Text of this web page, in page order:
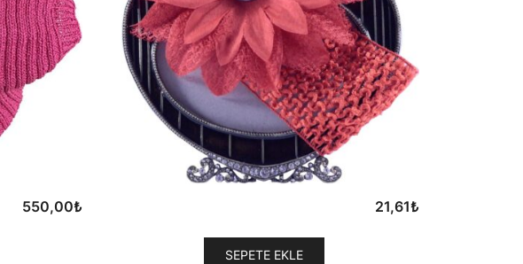
550,00₺ 21,61₺
SEPETE EKLE